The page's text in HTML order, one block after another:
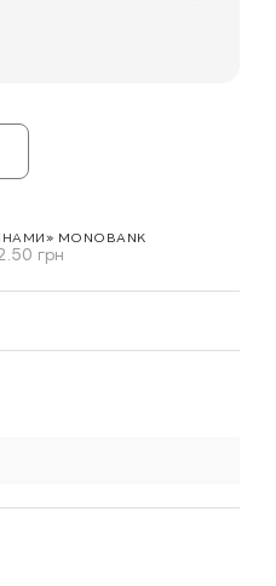
MONOBANK
грн